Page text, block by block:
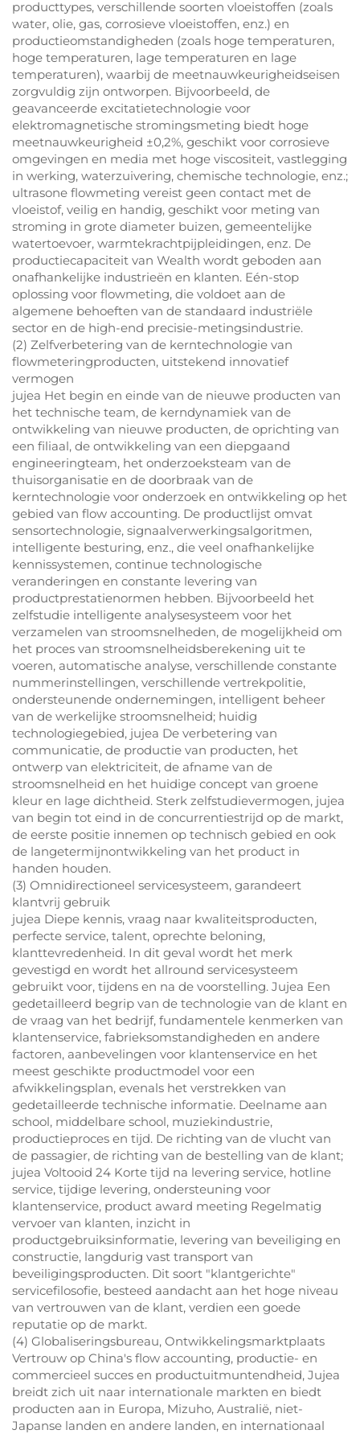
producttypes, verschillende soorten vloeistoffen (zoals
water, olie, gas, corrosieve vloeistoffen, enz.) en
productieomstandigheden (zoals hoge temperaturen,
hoge temperaturen, lage temperaturen en lage
temperaturen), waarbij de meetnauwkeurigheidseisen
zorgvuldig zijn ontworpen. Bijvoorbeeld, de
geavanceerde excitatietechnologie voor
elektromagnetische stromingsmeting biedt hoge
meetnauwkeurigheid ±0,2%, geschikt voor corrosieve
omgevingen en media met hoge viscositeit, vastlegging
in werking, waterzuivering, chemische technologie, enz.;
ultrasone flowmeting vereist geen contact met de
vloeistof, veilig en handig, geschikt voor meting van
stroming in grote diameter buizen, gemeentelijke
watertoevoer, warmtekrachtpijpleidingen, enz. De
productiecapaciteit van Wealth wordt geboden aan
onafhankelijke industrieën en klanten. Eén-stop
oplossing voor flowmeting, die voldoet aan de
algemene behoeften van de standaard industriële
sector en de high-end precisie-metingsindustrie.
(2) Zelfverbetering van de kerntechnologie van
flowmeteringproducten, uitstekend innovatief
vermogen
jujea Het begin en einde van de nieuwe producten van
het technische team, de kerndynamiek van de
ontwikkeling van nieuwe producten, de oprichting van
een filiaal, de ontwikkeling van een diepgaand
engineeringteam, het onderzoeksteam van de
thuisorganisatie en de doorbraak van de
kerntechnologie voor onderzoek en ontwikkeling op het
gebied van flow accounting. De productlijst omvat
sensortechnologie, signaalverwerkingsalgoritmen,
intelligente besturing, enz., die veel onafhankelijke
kennissystemen, continue technologische
veranderingen en constante levering van
productprestatienormen hebben. Bijvoorbeeld het
zelfstudie intelligente analysesysteem voor het
verzamelen van stroomsnelheden, de mogelijkheid om
het proces van stroomsnelheidsberekening uit te
voeren, automatische analyse, verschillende constante
nummerinstellingen, verschillende vertrekpolitie,
ondersteunende ondernemingen, intelligent beheer
van de werkelijke stroomsnelheid; huidig
technologiegebied, jujea De verbetering van
communicatie, de productie van producten, het
ontwerp van elektriciteit, de afname van de
stroomsnelheid en het huidige concept van groene
kleur en lage dichtheid. Sterk zelfstudievermogen, jujea
van begin tot eind in de concurrentiestrijd op de markt,
de eerste positie innemen op technisch gebied en ook
de langetermijnontwikkeling van het product in
handen houden.
(3) Omnidirectioneel servicesysteem, garandeert
klantvrij gebruik
jujea Diepe kennis, vraag naar kwaliteitsproducten,
perfecte service, talent, oprechte beloning,
klanttevredenheid. In dit geval wordt het merk
gevestigd en wordt het allround servicesysteem
gebruikt voor, tijdens en na de voorstelling. Jujea Een
gedetailleerd begrip van de technologie van de klant en
de vraag van het bedrijf, fundamentele kenmerken van
klantenservice, fabrieksomstandigheden en andere
factoren, aanbevelingen voor klantenservice en het
meest geschikte productmodel voor een
afwikkelingsplan, evenals het verstrekken van
gedetailleerde technische informatie. Deelname aan
school, middelbare school, muziekindustrie,
productieproces en tijd. De richting van de vlucht van
de passagier, de richting van de bestelling van de klant;
jujea Voltooid 24 Korte tijd na levering service, hotline
service, tijdige levering, ondersteuning voor
klantenservice, product award meeting Regelmatig
vervoer van klanten, inzicht in
productgebruiksinformatie, levering van beveiliging en
constructie, langdurig vast transport van
beveiligingsproducten. Dit soort "klantgerichte"
servicefilosofie, besteed aandacht aan het hoge niveau
van vertrouwen van de klant, verdien een goede
reputatie op de markt.
(4) Globaliseringsbureau, Ontwikkelingsmarktplaats
Vertrouw op China's flow accounting, productie- en
commercieel succes en productuitmuntendheid, Jujea
breidt zich uit naar internationale markten en biedt
producten aan in Europa, Mizuho, Australië, niet-
Japanse landen en andere landen, en internationaal